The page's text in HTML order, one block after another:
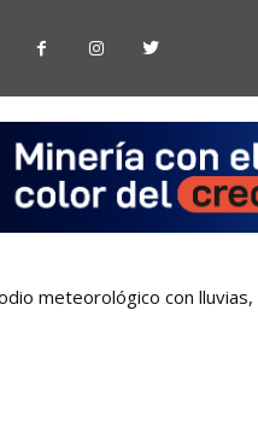
meteorológico con